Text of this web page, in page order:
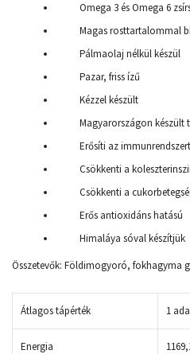
Omega 3 és Omega 6
Magas rosttartalommal
Pálmaolaj nélkül készül
Pazar, friss ízű
Kézzel készült
Magyarországon készült
Erősíti az immunrendszert
Csökkenti a
Csökkenti a
Erős antioxidáns hatású
Himaláya sóval készítjük
Összetevők: Földimogyoró, fokhagyma
Átlagos tápérték 1
Energia